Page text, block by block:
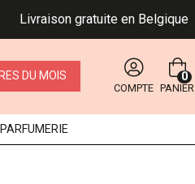
Livraison gratuite en Belgique
DU MOIS
COMPTE PANIER
0
PARFUMERIE